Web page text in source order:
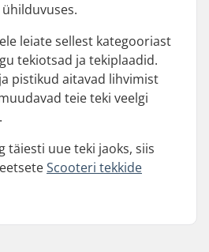
leiate sellest kategooriast
tekiotsad ja tekiplaadid.
pistikud aitavad lihvimist
teie teki veelgi
täiesti uue teki jaoks, siis
Scooteri tekkide